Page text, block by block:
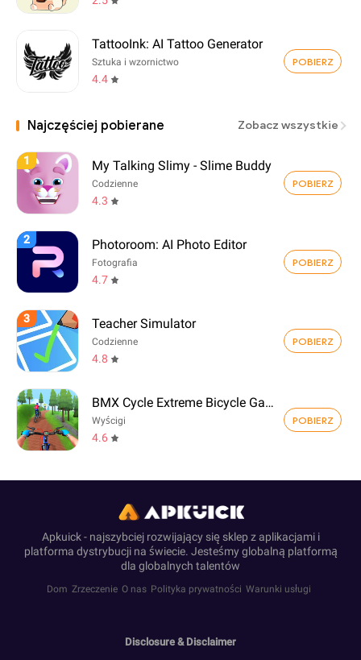
TattooInk: AI Tattoo Generator
Sztuka i wzornictwo
4.4
POBIERZ
Najczęściej pobierane Zobacz wszystkie
1 My Talking Slimy - Slime Buddy
Codzienne
4.3
POBIERZ
2 Photoroom: AI Photo Editor
Fotografia
4.7
POBIERZ
3 Teacher Simulator
Codzienne
4.8
POBIERZ
BMX Cycle Extreme Bicycle Game
Wyścigi
4.6
POBIERZ
Apkuick - najszybciej rozwijający się sklep z aplikacjami i
platforma dystrybucji na świecie. Jesteśmy globalną platformą
dla globalnych talentów
Dom Zrzeczenie O nas Polityka prywatności Warunki usługi
Disclosure & Disclaimer